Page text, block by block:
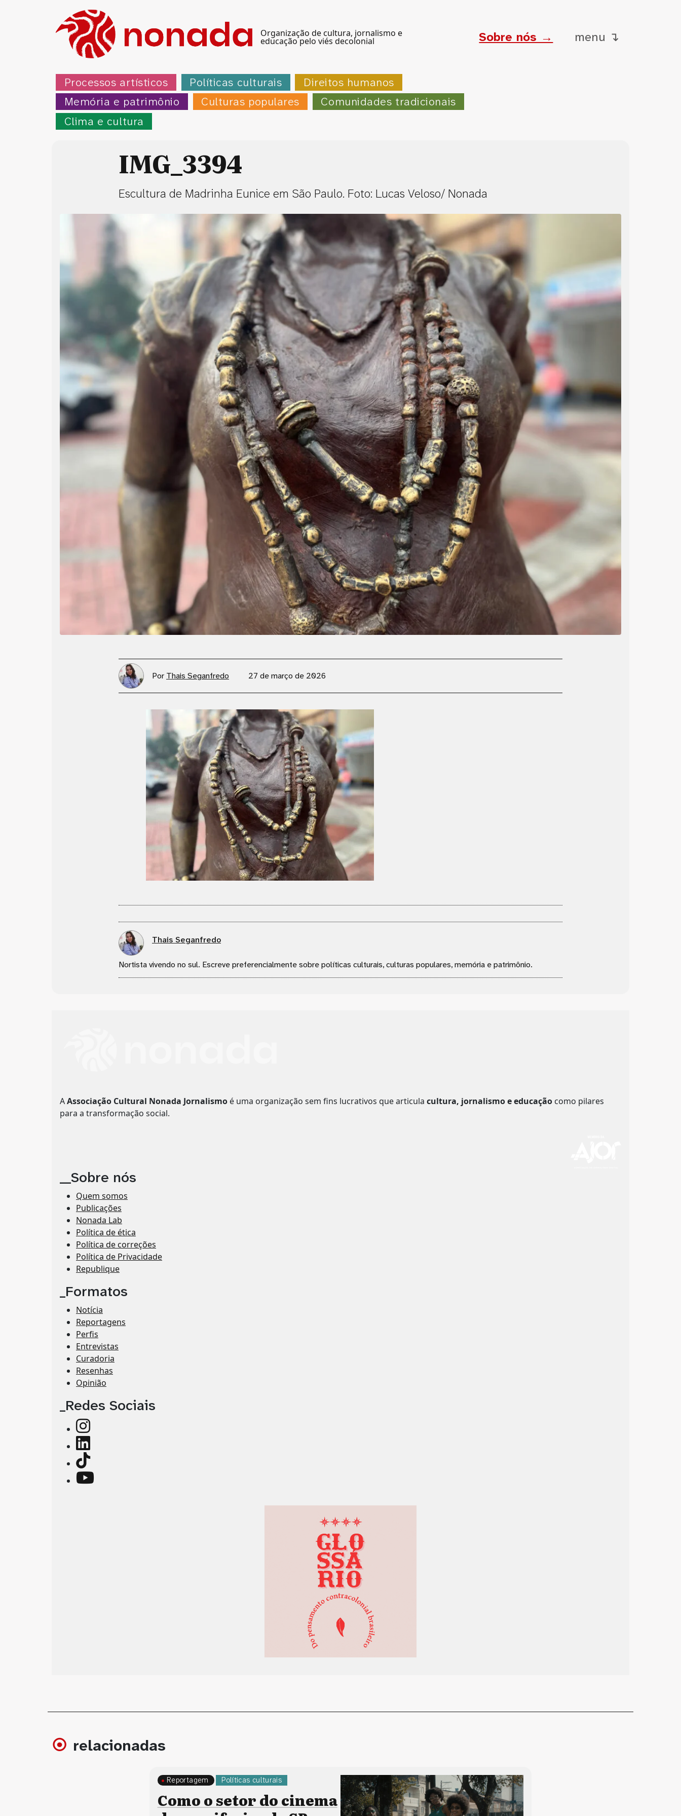
Organização de cultura, jornalismo e
educação pelo viés decolonial Sobre nós → menu ↴
Processos artísticos Políticas culturais
Direitos humanos
Memória e patrimônio
Culturas populares
Comunidades tradicionais
Clima e cultura
IMG_3394
Escultura de Madrinha Eunice em São Paulo. Foto: Lucas Veloso/ Nonada
Por Thais Seganfredo 27 de março de 2026
Thais Seganfredo
Nortista vivendo no sul. Escreve preferencialmente sobre políticas culturais, culturas populares, memória e patrimônio.
AAssociação Cultural Nonada Jornalismo é uma organização sem fins lucrativos que articula cultura, jornalismo e educação como pilares
para a transformação social.
__Sobre nós
Quem somos
Publicações
Nonada Lab
Política de ética
Política de correções
Política de Privacidade
Republique
_Formatos
Notícia
Reportagens
Perfis
Entrevistas
Curadoria
Resenhas
Opinião
_Redes Sociais
relacionadas
Políticas culturais
Reportagem
Como o setor do cinema